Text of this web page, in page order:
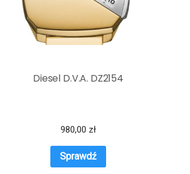
Diesel D.V.A. DZ2154
980,00 zł
Sprawdź